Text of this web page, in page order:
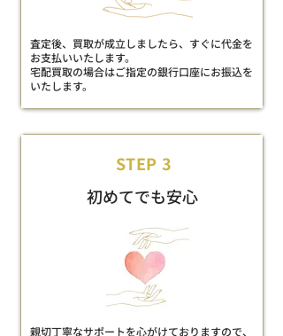
査定後、買取が成立しましたら、すぐに代金を
お支払いいたします。
宅配買取の場合はご指定の銀行口座にお振込を
いたします。
STEP 3
初めてでも安心
親切丁寧なサポートを心がけておりますので、